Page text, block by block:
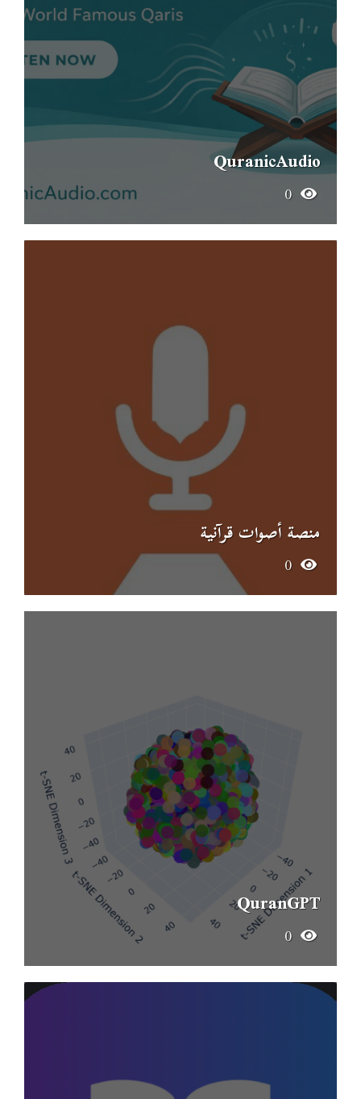
QuranicAudio
0
منصة أصوات قرآنية
0
QuranGPT
0